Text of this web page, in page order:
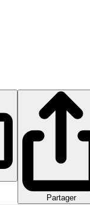
Partager